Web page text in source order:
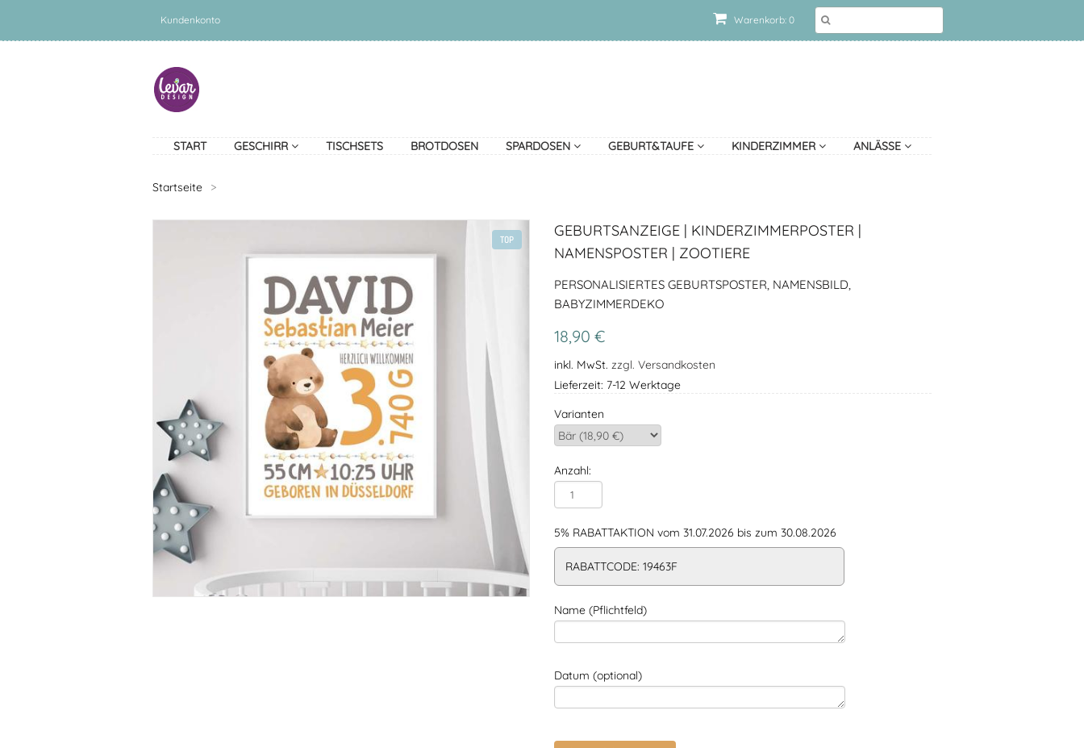
Warenkorb: 0
Kundenkonto
START GESCHIRR TISCHSETS BROTDOSEN SPARDOSEN GEBURT&TAUFE KINDERZIMMER ANLÄSSE
Startseite >
TOP
GEBURTSANZEIGE | KINDERZIMMERPOSTER |
NAMENSPOSTER | ZOOTIERE
PERSONALISIERTES GEBURTSPOSTER, NAMENSBILD,
BABYZIMMERDEKO
18,90 €
inkl. MwSt. zzgl. Versandkosten
Lieferzeit: 7-12 Werktage
Varianten
Anzahl:
5% RABATTAKTION vom 31.07.2026 bis zum 30.08.2026
RABATTCODE: 19463F
Name (Pflichtfeld)
Datum (optional)